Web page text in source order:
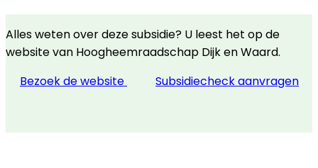
Alles weten over deze subsidie? U leest het op de
website van Hoogheemraadschap Dijk en Waard.
Bezoek de website
Subsidiecheck aanvragen